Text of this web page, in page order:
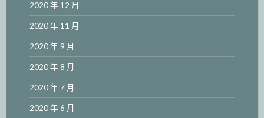
2020 年 12 月
2020 年 11 月
2020 年 9 月
2020 年 8 月
2020 年 7 月
2020 年 6 月